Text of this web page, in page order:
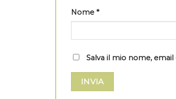
Nome *
Salva il mio nome,